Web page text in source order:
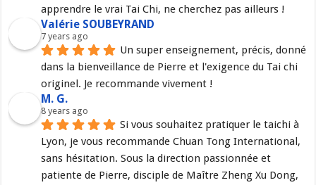
apprendre le vrai Tai Chi, ne cherchez pas ailleurs !
Valérie SOUBEYRAND
7 years ago
Un super enseignement, précis, donné
dans la bienveillance de Pierre et l'exigence du Tai chi
originel. Je recommande vivement !
M. G.
8 years ago
Si vous souhaitez pratiquer le taichi à
Lyon, je vous recommande Chuan Tong International,
sans hésitation. Sous la direction passionnée et
patiente de Pierre, disciple de Maître Zheng Xu Dong,